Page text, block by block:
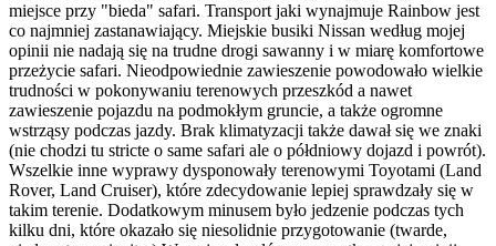
miejsce przy "bieda" safari. Transport jaki wynajmuje Rainbow jest
co najmniej zastanawiający. Miejskie busiki Nissan według mojej
opinii nie nadają się na trudne drogi sawanny i w miarę komfortowe
przeżycie safari. Nieodpowiednie zawieszenie powodowało wielkie
trudności w pokonywaniu terenowych przeszkód a nawet
zawieszenie pojazdu na podmokłym gruncie, a także ogromne
wstrząsy podczas jazdy. Brak klimatyzacji także dawał się we znaki
(nie chodzi tu stricte o same safari ale o półdniowy dojazd i powrót).
Wszelkie inne wyprawy dysponowały terenowymi Toyotami (Land
Rover, Land Cruiser), które zdecydowanie lepiej sprawdzały się w
takim terenie. Dodatkowym minusem było jedzenie podczas tych
kilku dni, które okazało się niesolidnie przygotowanie (twarde,